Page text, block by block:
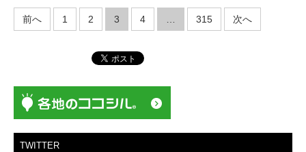
,
2
0
6
投
稿
ー
ジ
送
り
前へ 1 2 3 4 315 次へ
TWITTER